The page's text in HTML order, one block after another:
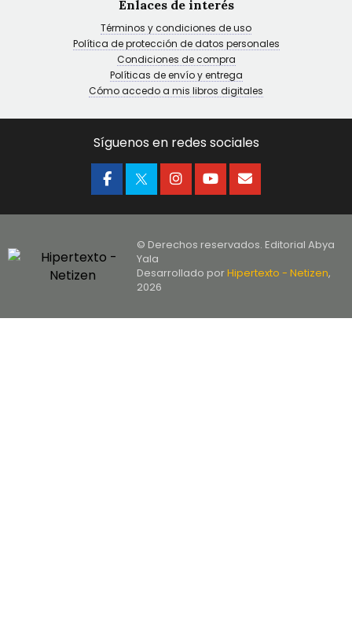
Enlaces de interés
Términos y condiciones de uso
Política de protección de datos personales
Condiciones de compra
Políticas de envío y entrega
Cómo accedo a mis libros digitales
Síguenos en redes sociales
© Derechos reservados. Editorial Abya
Yala
Desarrollado porHipertexto - Netizen,
2026